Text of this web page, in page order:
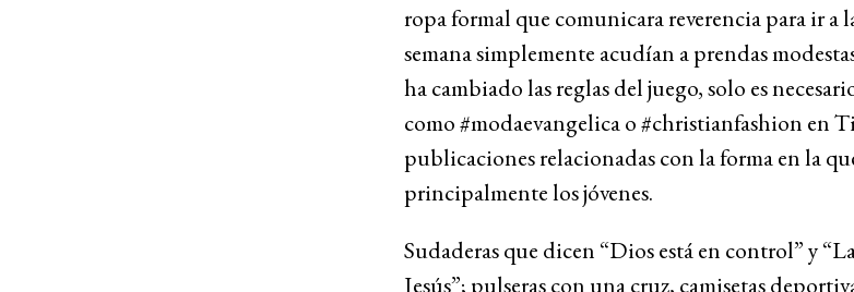
ropa formal que comunicara reverencia para ir a
semana simplemente acudían a prendas
ha cambiado las reglas del juego, solo es
como #modaevangelica o #christianfashion en
publicaciones relacionadas con la forma en la
principalmente los jóvenes.
Sudaderas que dicen “Dios está en control” y
Jesús”; pulseras con una cruz, camisetas